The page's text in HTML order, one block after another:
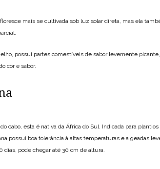
mais se cultivada sob luz solar direta, mas ela
possui partes comestíveis de sabor levemente
cor e sabor.
cabo, esta é nativa da África do Sul. Indicada para plantios
possui boa tolerância à altas temperaturas e a geadas
pode chegar até 30 cm de altura.